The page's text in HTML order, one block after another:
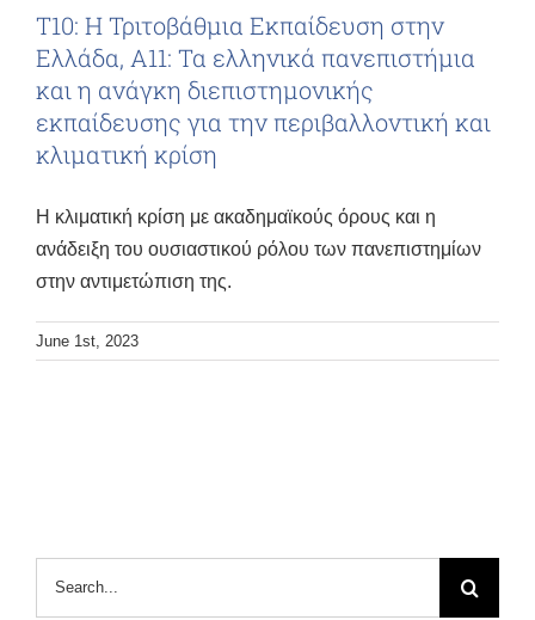
Τ10: Η Τριτοβάθμια Εκπαίδευση στην
Ελλάδα, Α11: Τα ελληνικά πανεπιστήμια
και η ανάγκη διεπιστημονικής
εκπαίδευσης για την περιβαλλοντική και
κλιματική κρίση
Η κλιματική κρίση με ακαδημαϊκούς όρους και η
ανάδειξη του ουσιαστικού ρόλου των πανεπιστημίων
στην αντιμετώπιση της.
June 1st, 2023